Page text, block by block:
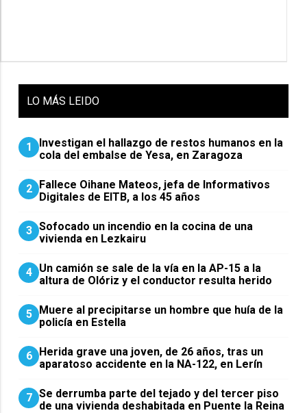
LO MÁS LEIDO
1
Investigan el hallazgo de restos humanos en la
cola del embalse de Yesa, en Zaragoza
2 Fallece Oihane Mateos, jefa de Informativos
Digitales de EITB, a los 45 años
3 Sofocado un incendio en la cocina de una
vivienda en Lezkairu
4 Un camión se sale de la vía en la AP-15 a la
altura de Olóriz y el conductor resulta herido
5 Muere al precipitarse un hombre que huía de la
policía en Estella
6 Herida grave una joven, de 26 años, tras un
aparatoso accidente en la NA-122, en Lerín
7 Se derrumba parte del tejado y del tercer piso
de una vivienda deshabitada en Puente la Reina